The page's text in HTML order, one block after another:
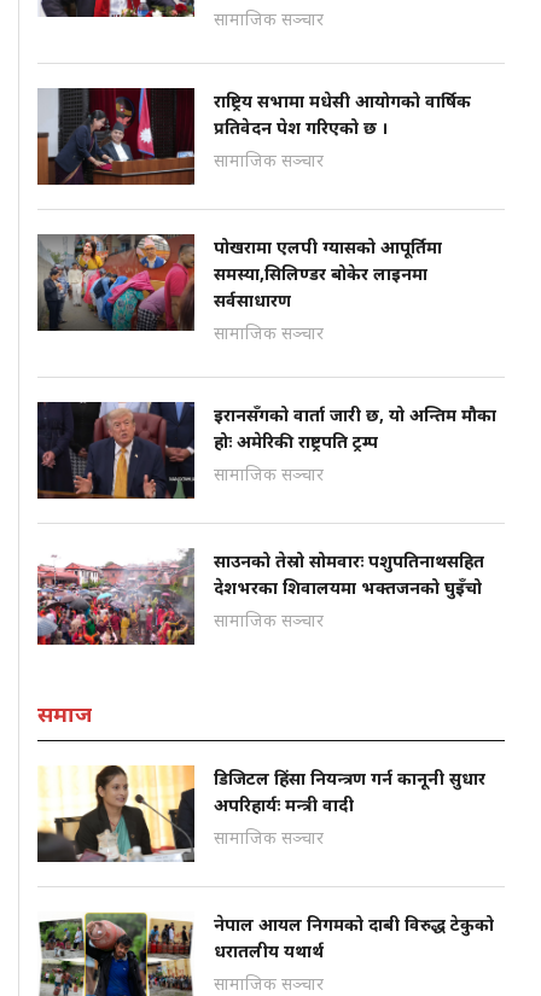
सामाजिक सञ्चार
राष्ट्रिय सभामा मधेसी आयोगको वार्षिक
प्रतिवेदन पेश गरिएको छ ।
सामाजिक सञ्चार
पोखरामा एलपी ग्यासको आपूर्तिमा
समस्या,सिलिण्डर बोकेर लाइनमा
सर्वसाधारण
सामाजिक सञ्चार
इरानसँगको वार्ता जारी छ, यो अन्तिम मौका
होः अमेरिकी राष्ट्रपति ट्रम्प
सामाजिक सञ्चार
साउनको तेस्रो सोमवारः पशुपतिनाथसहित
देशभरका शिवालयमा भक्तजनको घुइँचो
सामाजिक सञ्चार
समाज
डिजिटल हिंसा नियन्त्रण गर्न कानूनी सुधार
अपरिहार्यः मन्त्री वादी
सामाजिक सञ्चार
नेपाल आयल निगमको दाबी विरुद्ध टेकुको
धरातलीय यथार्थ
सामाजिक सञ्चार